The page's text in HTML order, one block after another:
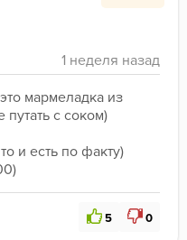
мармеладка из
с соком)
и есть по факту)
5 0